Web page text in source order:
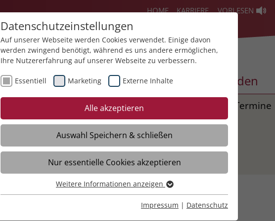
HOME KARRIERE VORLESEN
Über uns Aktuelles Akademie Spenden
Broschüren
Presse
Kontakt
Material
Verteiler
Themendossiers Termine
Datenschutzeinstellungen
Auf unserer Webseite werden Cookies verwendet. Einige davon
werden zwingend benötigt, während es uns andere ermöglichen,
Ihre Nutzererfahrung auf unserer Webseite zu verbessern.
Essentiell Marketing Externe Inhalte
Alle akzeptieren
Auswahl Speichern & schließen
Nur essentielle Cookies akzeptieren
Essentielle Cookies werden für grundlegende Funktionen der
Weitere Informationen anzeigen
Impressum | Datenschutz